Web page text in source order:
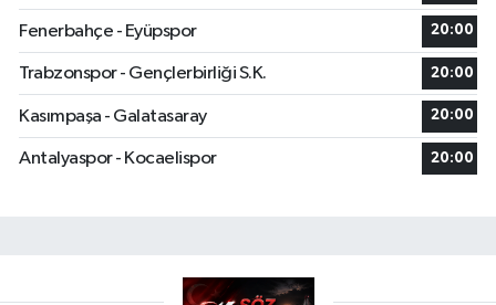
Fenerbahçe - Eyüpspor 20:00
Trabzonspor - Gençlerbirliği S.K. 20:00
Kasımpaşa - Galatasaray 20:00
Antalyaspor - Kocaelispor 20:00